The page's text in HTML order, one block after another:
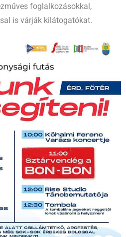
foglalkozásokkal,
is várják kilátogatókat.